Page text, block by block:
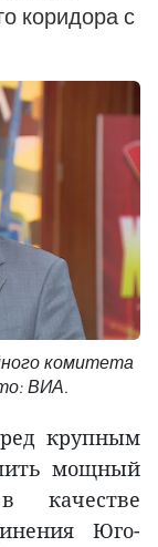
коридора с
комитета
ВИА.
крупным
мощный
качестве
Юго-